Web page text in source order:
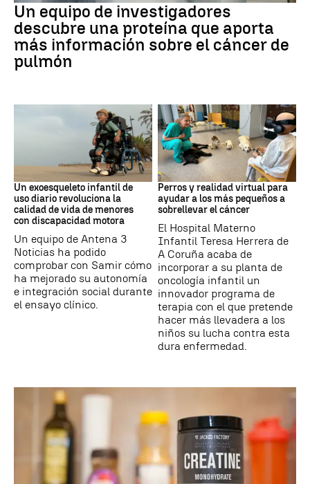
Un equipo de investigadores
descubre una proteína que aporta
más información sobre el cáncer de
pulmón
DISCAPACIDAD
Un exoesqueleto infantil de
uso diario revoluciona la
calidad de vida de menores
con discapacidad motora
Un equipo de Antena 3
Noticias ha podido
comprobar con Samir cómo
ha mejorado su autonomía
e integración social durante
el ensayo clínico.
Galicia
Perros y realidad virtual para
ayudar a los más pequeños a
sobrellevar el cáncer
El Hospital Materno
Infantil Teresa Herrera de
A Coruña acaba de
incorporar a su planta de
oncología infantil un
innovador programa de
terapia con el que pretende
hacer más llevadera a los
niños su lucha contra esta
dura enfermedad.